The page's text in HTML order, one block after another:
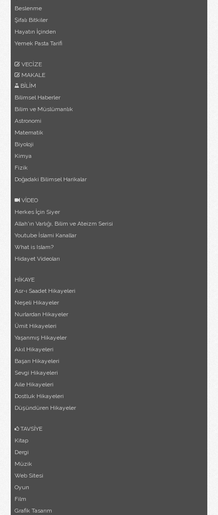
Beslenme
Şifalı Bitkiler
Hayatın İçinden
Yemek Pasta Tarifi
VECİZE
MAKALE
BİLİM
Bilimsel Haberler
Bilim ve Müslümanlık
Astronomi
Matematik
Biyoloji
Kimya
Fizik
Doğadaki Bilimsel Harikalar
VİDEO
Herkes İçin Siyer
Allah'ın Varlığı, Bilim ve Ateizm Serisi
Youtube İslami Kanallar
What is Islam?
Hidayet Videoları
HİKAYE
Asr-ı Saadet Hikayeleri
Neşeli Hikayeler
Nurlardan Hikayeler
Ümit Hikayeleri
Yaşanmış Hikayeler
Akıl Hikayeleri
Başarı Hikayeleri
Sevgi Hikayeleri
Aile Hikayeleri
Dostluk Hikayeleri
Düşündüren Hikayeler
TAVSİYE
Kitap
Dergi
Müzik
Web Sitesi
Oyun
Film
Grafik Tasarım